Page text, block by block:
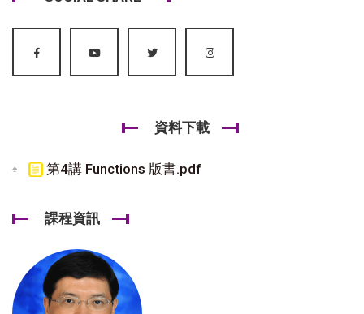
資料下載
第4講 Functions 版書.pdf
課程資訊